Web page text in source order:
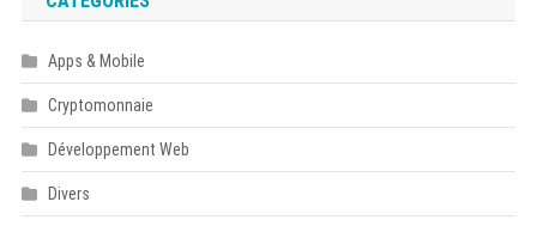
Apps & Mobile
Cryptomonnaie
Développement Web
Divers